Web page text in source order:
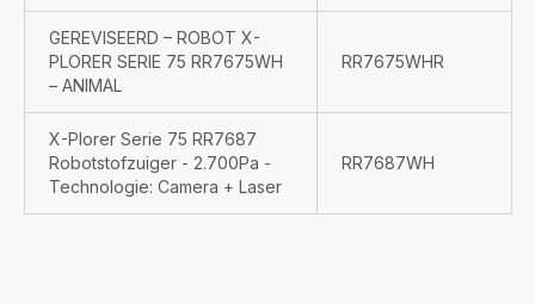
GEREVISEERD – ROBOT X-
PLORER SERIE 75 RR7675WH
– ANIMAL
RR7675WHR
X-Plorer Serie 75 RR7687
Robotstofzuiger - 2.700Pa -
Technologie: Camera + Laser
RR7687WH